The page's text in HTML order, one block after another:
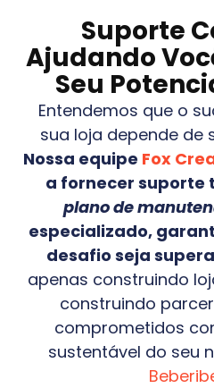
Suporte
Ajudando
Seu
Entendemos que o
sua loja depende de
Nossa equipe Fox
a fornecer suporte
plano de
especializado,
desafio seja
apenas construindo
construindo
comprometidos
sustentável do seu